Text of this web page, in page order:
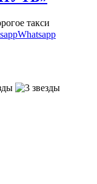
такси
Whatsapp